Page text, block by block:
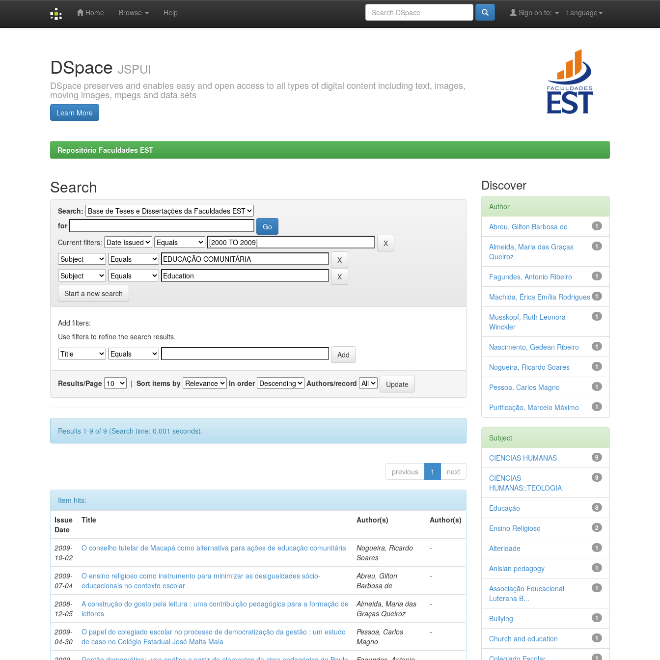
Home Browse Help Language
Sign on to:
DSpace JSPUI
DSpace preserves and enables easy and open access to all types of digital content including text, images,
moving images, mpegs and data sets
Learn More
Repositório Faculdades EST
Search
Search:
for
Current filters:
Start a new search
Add filters:
Use filters to refine the search results.
Results/Page | Sort items by In order Authors/record
Results 1-9 of 9 (Search time: 0.001 seconds).
previous 1 next
Item hits:
Issue
Date
Title Author(s) Author(s)
2009-
10-02
O conselho tutelar de Macapá como alternativa para ações de educação comunitária
Nogueira, Ricardo
Soares
-
2009-
07-04
O ensino religioso como instrumento para minimizar as desigualdades sócio-
educacionais no contexto escolar
Abreu, Gilton
Barbosa de
-
2008-
12-05
A construção do gosto pela leitura : uma contribuição pedagógica para a formação de
leitores
Almeida, Maria das
Graças Queiroz
-
2009-
04-30
O papel do colegiado escolar no processo de democratização da gestão : um estudo
de caso no Colégio Estadual José Malta Maia
Pessoa, Carlos
Magno
-
Discover
Author
1
Abreu, Gilton Barbosa de
1
Almeida, Maria das Graças
Queiroz
1
Fagundes, Antonio Ribeiro
1
Machida, Érica Emília Rodrigues
1
Musskopf, Ruth Leonora
Winckler
1
Nascimento, Gedean Ribeiro
1
Nogueira, Ricardo Soares
1
Pessoa, Carlos Magno
1
Purificação, Marcelo Máximo
Subject
9
CIENCIAS HUMANAS
9
CIENCIAS
HUMANAS::TEOLOGIA
8
Educação
2
Ensino Religioso
1
Alteridade
1
Anisian pedagogy
1
Associação Educacional
Luterana B...
1
Bullying
1
Church and education
1